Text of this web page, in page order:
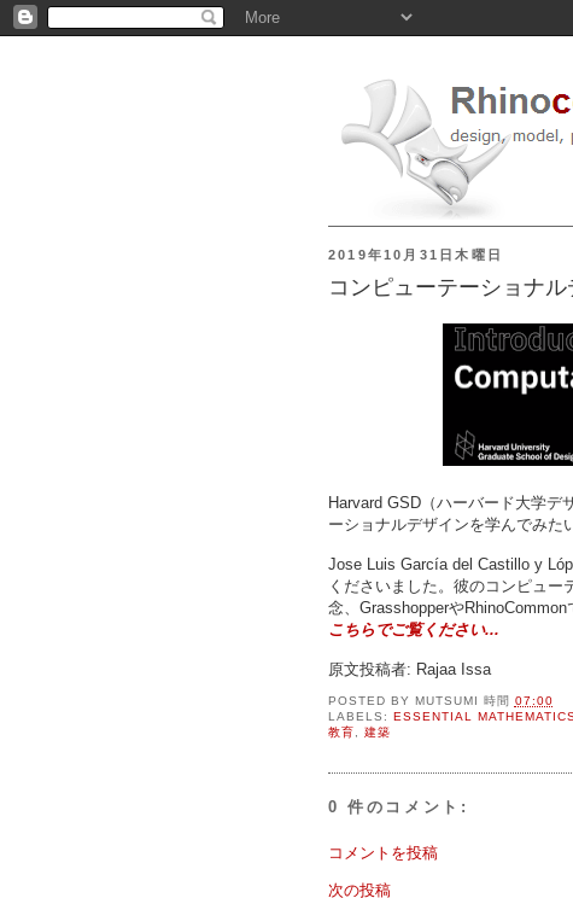
2019年10月31日木曜日
コンピューテーショナ
Harvard GSD（ハーバード大学デ
ーショナルデザインを学んでみた
Jose Luis García del Castillo y
くださいました。彼のコンピュ
念、GrasshopperやRhinoCommon
こちらでご覧ください...
原文投稿者: Rajaa Issa
POSTED BY MUTSUMI 時間 07:00
LABELS: ESSENTIAL
教育
建築
0 件のコメント:
コメントを投稿
次の投稿